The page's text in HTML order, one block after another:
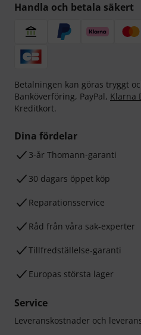
Handla och betala säkert
Betalningen kan göras tryggt
Banköverföring, PayPal, Klarna
Kreditkort.
Dina fördelar
3-år Thomann-garanti
30 dagars öppet köp
Reparationsservice
Råd från våra sak-experter
Tillfredställelse-garanti
Europas största lager
Service
Leveranskostnader och